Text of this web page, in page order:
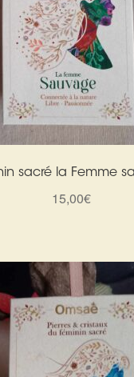
sacré la Femme
15,00€